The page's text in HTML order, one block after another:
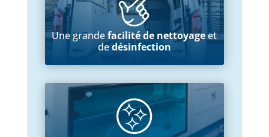
Une grandefacilité de nettoyageet
dedésinfection